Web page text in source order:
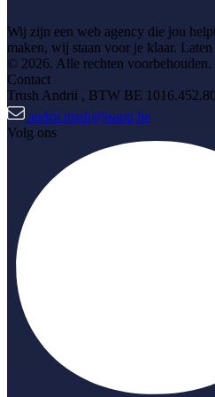
Wij zijn een web agency die jou
maken, wij staan voor je klaar.
© 2026. Alle rechten voorbehouden.
Contact
Trush Andrii , BTW BE
andrii.trush@isapp.be
Volg ons